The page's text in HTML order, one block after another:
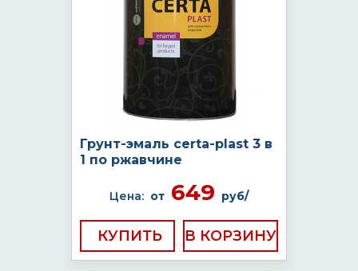
Грунт-эмаль certa-plast 3 в
1 по ржавчине
Цена: от 649 руб/
КУПИТЬ